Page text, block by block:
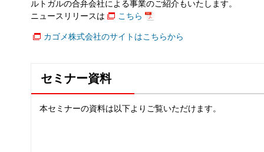
ルトガルの合弁会社による事業のご紹介もいたします。
ニュースリリースは
こちら
カゴメ株式会社のサイトはこちらから
セミナー資料
本セミナーの資料は以下よりご覧いただけます。